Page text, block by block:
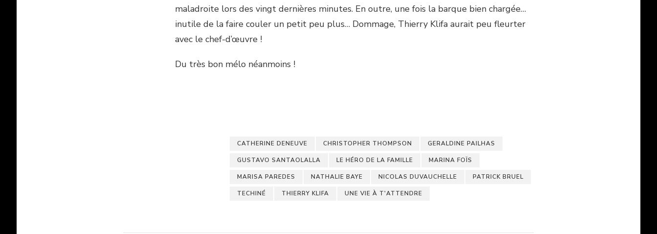
maladroite lors des vingt dernières minutes. En outre, une fois la barque bien chargée…
inutile de la faire couler un petit peu plus… Dommage, Thierry Klifa aurait peu fleurter
avec le chef-d’œuvre !
Du très bon mélo néanmoins !
CATHERINE DENEUVE CHRISTOPHER THOMPSON GERALDINE PAILHAS
GUSTAVO SANTAOLALLA LE HÉRO DE LA FAMILLE MARINA FOÏS
MARISA PAREDES NATHALIE BAYE NICOLAS DUVAUCHELLE PATRICK BRUEL
TECHINÉ THIERRY KLIFA UNE VIE À T'ATTENDRE